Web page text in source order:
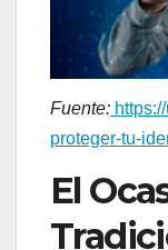
Fuente:
proteger-tu-
El